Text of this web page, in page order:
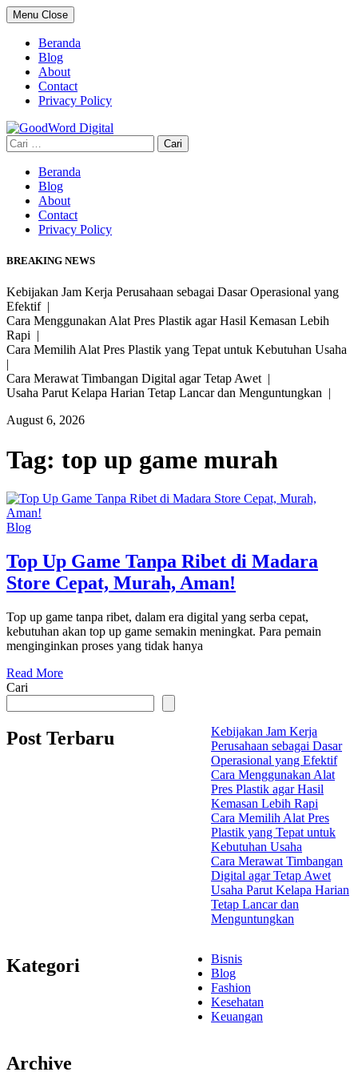
Skip
to
content
Menu Close
Beranda
Blog
About
Contact
Privacy Policy
Cari
untuk:
Beranda
Blog
About
Contact
Privacy Policy
BREAKING NEWS
Kebijakan Jam Kerja Perusahaan sebagai Dasar Operasional yang
Efektif |
Cara Menggunakan Alat Pres Plastik agar Hasil Kemasan Lebih
Rapi |
Cara Memilih Alat Pres Plastik yang Tepat untuk Kebutuhan Usaha
|
Cara Merawat Timbangan Digital agar Tetap Awet |
Usaha Parut Kelapa Harian Tetap Lancar dan Menguntungkan |
August 6, 2026
Tag: top up game murah
Blog
Top Up Game Tanpa Ribet di Madara
Store Cepat, Murah, Aman!
Top up game tanpa ribet, dalam era digital yang serba cepat,
kebutuhan akan top up game semakin meningkat. Para pemain
menginginkan proses yang tidak hanya
Read More
Cari
Post Terbaru
Kebijakan Jam Kerja
Perusahaan sebagai Dasar
Operasional yang Efektif
Cara Menggunakan Alat
Pres Plastik agar Hasil
Kemasan Lebih Rapi
Cara Memilih Alat Pres
Plastik yang Tepat untuk
Kebutuhan Usaha
Cara Merawat Timbangan
Digital agar Tetap Awet
Usaha Parut Kelapa Harian
Tetap Lancar dan
Menguntungkan
Kategori
Bisnis
Blog
Fashion
Kesehatan
Keuangan
Archive